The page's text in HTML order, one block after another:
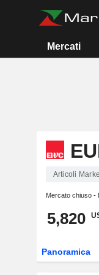
Mercati
Articoli
Mercato chiuso -
5,820
Panoramica